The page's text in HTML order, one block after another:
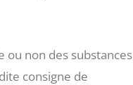
ou non des substances
consigne de